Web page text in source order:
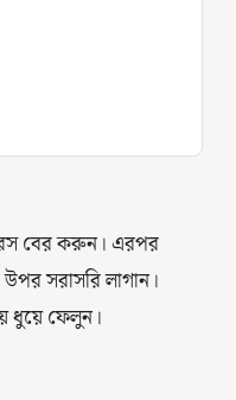
বের করুন। এরপর
সরাসরি লাগান।
ধুয়ে ফেলুন।